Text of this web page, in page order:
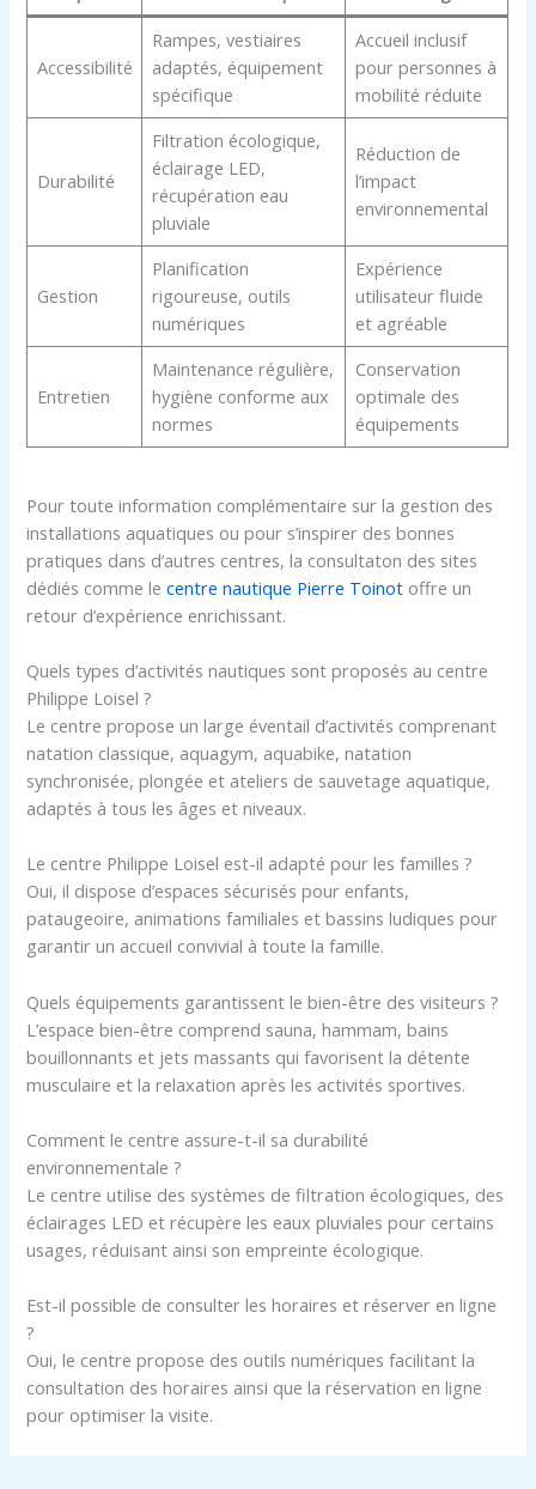
Accessibilité
Rampes, vestiaires
adaptés, équipement
spécifique
Accueil inclusif
pour personnes à
mobilité réduite
Durabilité
Filtration écologique,
éclairage LED,
récupération eau
pluviale
Réduction de
l’impact
environnemental
Gestion
Planification
rigoureuse, outils
numériques
Expérience
utilisateur fluide
et agréable
Entretien
Maintenance régulière,
hygiène conforme aux
normes
Conservation
optimale des
équipements
Pour toute information complémentaire sur la gestion des
installations aquatiques ou pour s’inspirer des bonnes
pratiques dans d’autres centres, la consultaton des sites
dédiés comme lecentre nautique Pierre Toinot offre un
retour d’expérience enrichissant.
Quels types d’activités nautiques sont proposés au centre
Philippe Loisel ?
Le centre propose un large éventail d’activités comprenant
natation classique, aquagym, aquabike, natation
synchronisée, plongée et ateliers de sauvetage aquatique,
adaptés à tous les âges et niveaux.
Le centre Philippe Loisel est-il adapté pour les familles ?
Oui, il dispose d’espaces sécurisés pour enfants,
pataugeoire, animations familiales et bassins ludiques pour
garantir un accueil convivial à toute la famille.
Quels équipements garantissent le bien-être des visiteurs ?
L’espace bien-être comprend sauna, hammam, bains
bouillonnants et jets massants qui favorisent la détente
musculaire et la relaxation après les activités sportives.
Comment le centre assure-t-il sa durabilité
environnementale ?
Le centre utilise des systèmes de filtration écologiques, des
éclairages LED et récupère les eaux pluviales pour certains
usages, réduisant ainsi son empreinte écologique.
Est-il possible de consulter les horaires et réserver en ligne
?
Oui, le centre propose des outils numériques facilitant la
consultation des horaires ainsi que la réservation en ligne
pour optimiser la visite.